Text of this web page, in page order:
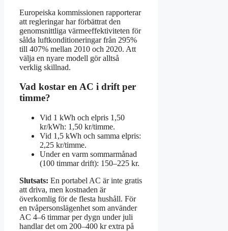
Europeiska kommissionen rapporterar
att regleringar har förbättrat den
genomsnittliga värmeeffektiviteten för
sålda luftkonditioneringar från 295%
till 407% mellan 2010 och 2020. Att
välja en nyare modell gör alltså
verklig skillnad.
Vad kostar en AC i drift per
timme?
Vid 1 kWh och elpris 1,50
kr/kWh: 1,50 kr/timme.
Vid 1,5 kWh och samma elpris:
2,25 kr/timme.
Under en varm sommarmånad
(100 timmar drift): 150–225 kr.
Slutsats: En portabel AC är inte gratis
att driva, men kostnaden är
överkomlig för de flesta hushåll. För
en tvåpersonslägenhet som använder
AC 4–6 timmar per dygn under juli
handlar det om 200–400 kr extra på